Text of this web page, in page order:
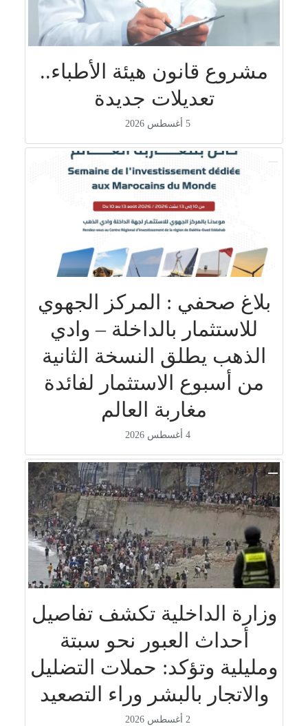
مشروع قانون هيئة الأطباء..
تعديلات جديدة
5 أغسطس 2026
بلاغ صحفي : المركز الجهوي
للاستثمار بالداخلة – وادي
الذهب يطلق النسخة الثانية
من أسبوع الاستثمار لفائدة
مغاربة العالم
4 أغسطس 2026
وزارة الداخلية تكشف تفاصيل
أحداث العبور نحو سبتة
ومليلية وتؤكد: حملات التضليل
والاتجار بالبشر وراء التصعيد
2 أغسطس 2026